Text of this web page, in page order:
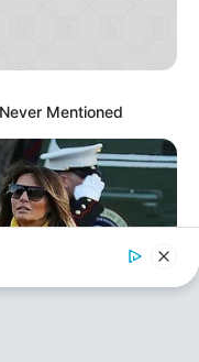
@gmail.com
Mentioned